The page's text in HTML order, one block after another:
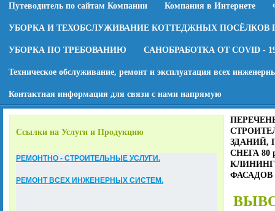
Путеводитель по сайтам Компании Компания в Интернете
УБОРКА И ТЕХОБСЛУЖИВАНИЕ КОТТЕДЖНЫХ ПОСЁЛКОВ
УБОРКА ПО ТРЕБОВАНИЮ САНОБРАБОТКА ОТ COVID -
Техническое обслуживание, ремонт и эксплуатация всех
Контактная информация для связи с нами напрямую
ЗДАНИЙ,
СНЕГА
ФАСАДОВ
Ссылки на Услуги и Продукцию
РЕМОНТНО - СТРОИТЕЛЬНЫЕ УСЛУГИ.
РЕМОНТ ВСЕХ ИНЖЕНЕРНЫХ СИСТЕМ.